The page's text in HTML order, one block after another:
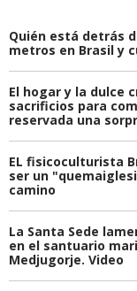
Quién está detrás
metros en Brasil y
El hogar y la dulce
sacrificios para
reservada una
EL fisicoculturista
ser un
camino
La Santa Sede
en el santuario
Medjugorje. Video